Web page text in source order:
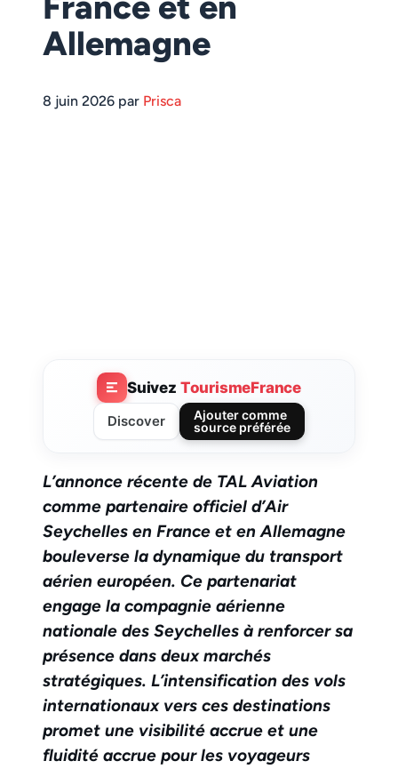
Allemagne
8 juin 2026 par Prisca
Suivez TourismeFrance
Discover
Ajouter comme
source préférée
L’annonce récente de TAL Aviation
comme partenaire officiel d’Air
Seychelles en France et en Allemagne
bouleverse la dynamique du transport
aérien européen. Ce partenariat
engage la compagnie aérienne
nationale des Seychelles à renforcer sa
présence dans deux marchés
stratégiques. L’intensification des vols
internationaux vers ces destinations
promet une visibilité accrue et une
fluidité accrue pour les voyageurs